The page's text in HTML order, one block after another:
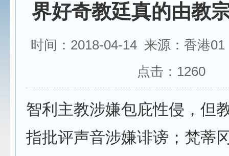
界好奇教廷真的由教
时间：2018-04-14 来源：香港
点击： 1260
智利主教涉嫌包庇性侵，但
指批评声音涉嫌诽谤；梵蒂